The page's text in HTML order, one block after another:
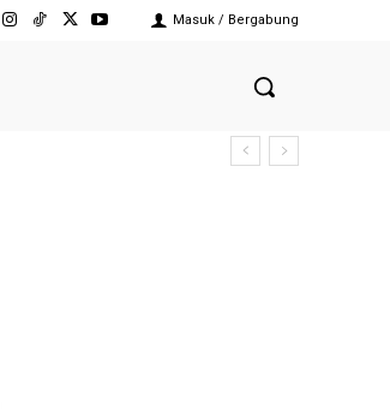
Masuk / Bergabung